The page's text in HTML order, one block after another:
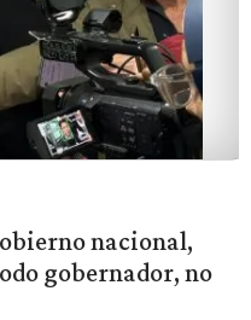
nacional,
gobernador, no